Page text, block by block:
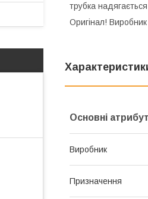
трубка
Оригінал!
Основні
Виробник
Призначення